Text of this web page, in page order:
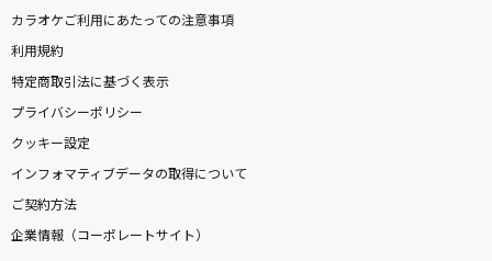
カラオケご利用にあたっての注意事項
利用規約
特定商取引法に基づく表示
プライバシーポリシー
クッキー設定
インフォマティブデータの取得について
ご契約方法
企業情報（コーポレートサイト）